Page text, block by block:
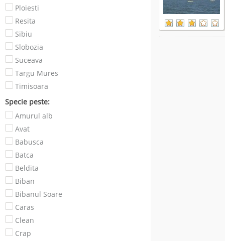
Ploiesti
Resita
Sibiu
Slobozia
Suceava
Targu Mures
Timisoara
Specie peste:
Amurul alb
Avat
Babusca
Batca
Beldita
Biban
Bibanul Soare
Caras
Clean
Crap